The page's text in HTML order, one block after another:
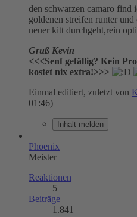
den schwarzen camaro find
goldenen streifen runter und
neuer kitt durchgeht,rein
Gruß Kevin
<<<Senf gefällig? Kein
kostet nix extra!>>>
Einmal editiert, zuletzt von
01:46)
Inhalt melden
Phoenix
Meister
Reaktionen
5
Beiträge
1.841